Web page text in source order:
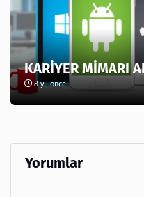
KARİYER MİMARI
8 yıl önce
Yorumlar